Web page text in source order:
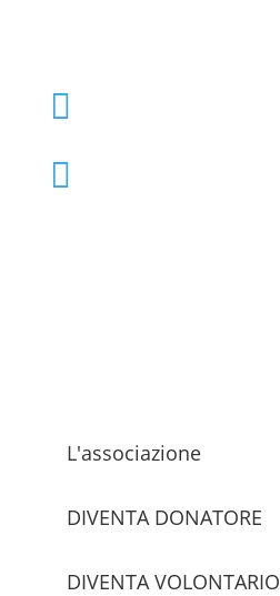


L'associazione
DIVENTA DONATORE
DIVENTA VOLONTARIO